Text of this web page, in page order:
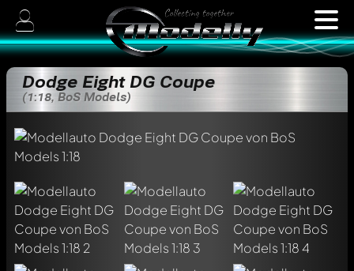
Dodge Eight DG Coupe
(1:18, BoS Models)